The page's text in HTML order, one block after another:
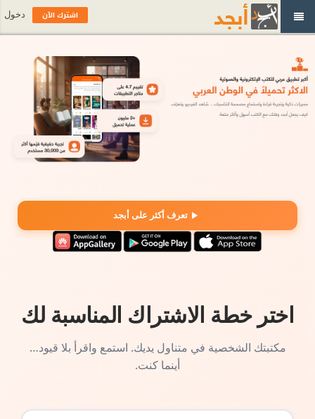
تعرف أكثر على أبجد
اختر خطة الاشتراك المناسبة لك
مكتبتك الشخصية في متناول يديك. استمع واقرأ بلا قيود…
أينما كنت.
اشترك الآن دخول